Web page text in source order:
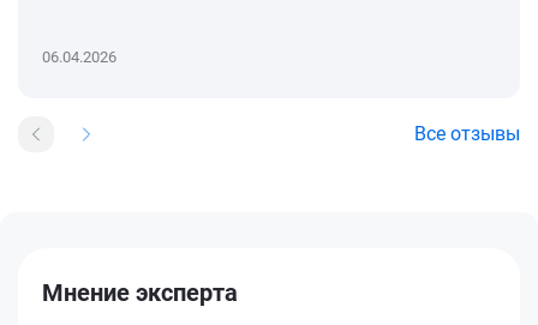
06.04.2026
Все отзывы
Мнение эксперта